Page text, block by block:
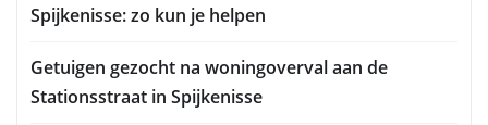
Spijkenisse: zo kun je helpen
Getuigen gezocht na woningoverval aan de
Stationsstraat in Spijkenisse